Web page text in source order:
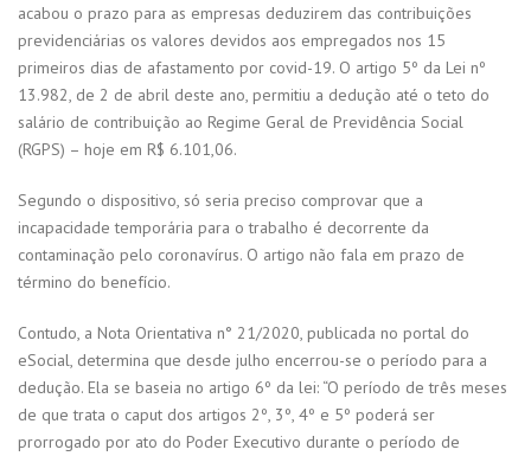
acabou o prazo para as empresas deduzirem das contribuições
previdenciárias os valores devidos aos empregados nos 15
primeiros dias de afastamento por covid-19. O artigo 5º da Lei nº
13.982, de 2 de abril deste ano, permitiu a dedução até o teto do
salário de contribuição ao Regime Geral de Previdência Social
(RGPS) – hoje em R$ 6.101,06.
Segundo o dispositivo, só seria preciso comprovar que a
incapacidade temporária para o trabalho é decorrente da
contaminação pelo coronavírus. O artigo não fala em prazo de
término do benefício.
Contudo, a Nota Orientativa n° 21/2020, publicada no portal do
eSocial, determina que desde julho encerrou-se o período para a
dedução. Ela se baseia no artigo 6º da lei: “O período de três meses
de que trata o caput dos artigos 2º, 3º, 4º e 5º poderá ser
prorrogado por ato do Poder Executivo durante o período de